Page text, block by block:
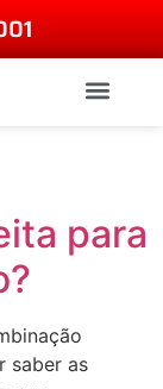
para
saber as